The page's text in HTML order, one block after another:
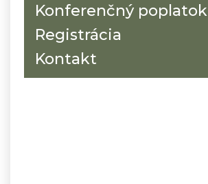
Konferenčný poplatok
Registrácia
Kontakt